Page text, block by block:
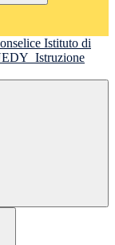
Istituto di
Istruzione